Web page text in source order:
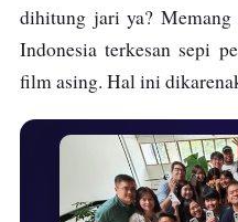
dihitung jari ya?
Indonesia terkesan sepi
film asing. Hal ini